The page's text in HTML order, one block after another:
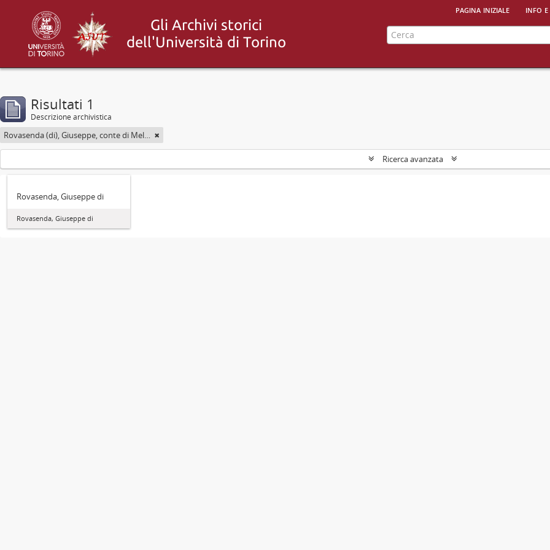
pagina iniziale info
Risultati 1
Descrizione archivistica
Rovasenda (di), Giuseppe, conte di Melle <1824-1913>
Ricerca avanzata
Rovasenda, Giuseppe di
Rovasenda, Giuseppe di